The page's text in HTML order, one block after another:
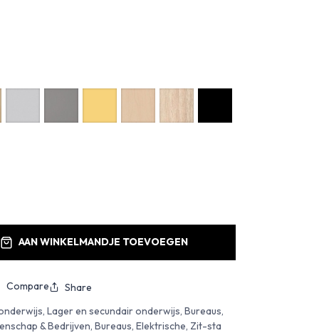
AAN WINKELMANDJE TOEVOEGEN
Compare
Share
Lager en secundair onderwijs, Bureaus,
& Bedrijven, Bureaus, Elektrische, Zit-sta